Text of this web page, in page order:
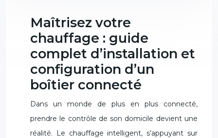
Maîtrisez votre
chauffage : guide
complet d’installation et
configuration d’un
boîtier connecté
Dans un monde de plus en plus connecté,
prendre le contrôle de son domicile devient une
réalité. Le chauffage intelligent, s’appuyant sur